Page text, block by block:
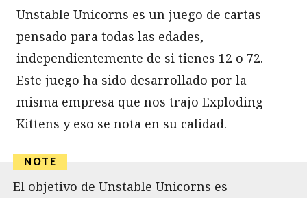
Unstable Unicorns es un juego de cartas
pensado para todas las edades,
independientemente de si tienes 12 o 72.
Este juego ha sido desarrollado por la
misma empresa que nos trajo Exploding
Kittens y eso se nota en su calidad.
El objetivo de Unstable Unicorns es